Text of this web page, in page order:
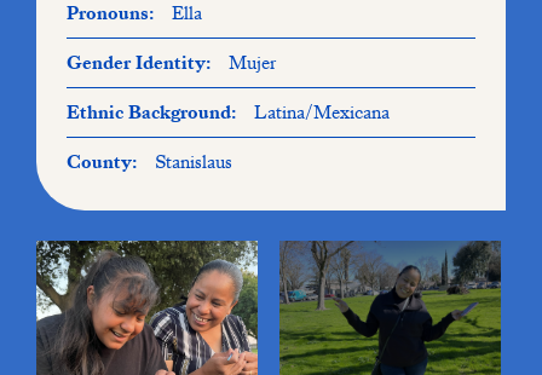
Pronouns: Ella
Gender Identity: Mujer
Ethnic Background: Latina/Mexicana
County: Stanislaus